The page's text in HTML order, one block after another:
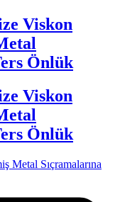
Viskon
Önlük
Viskon
Önlük